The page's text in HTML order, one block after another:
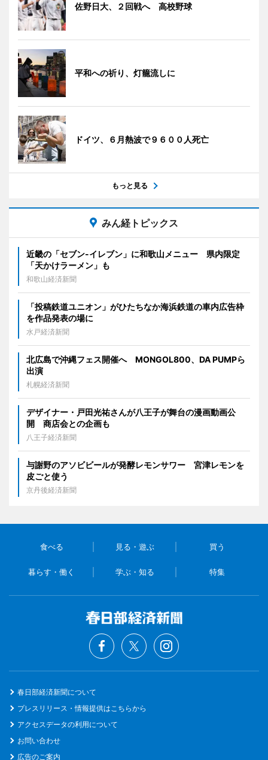
佐野日大、２回戦へ 高校野球
平和への祈り、灯籠流しに
ドイツ、６月熱波で９６００人死亡
もっと見る
みん経トピックス
近畿の「セブン-イレブン」に和歌山メニュー 県内限定
「天かけラーメン」も
和歌山経済新聞
「投稿鉄道ユニオン」がひたちなか海浜鉄道の車内広告枠
を作品発表の場に
水戸経済新聞
北広島で沖縄フェス開催へ MONGOL800、DA PUMPら
出演
札幌経済新聞
デザイナー・戸田光祐さんが八王子が舞台の漫画動画公
開 商店会との企画も
八王子経済新聞
与謝野のアソビビールが発酵レモンサワー 宮津レモンを
皮ごと使う
京丹後経済新聞
食べる 見る・遊ぶ 買う
暮らす・働く 学ぶ・知る 特集
春日部経済新聞について
プレスリリース・情報提供はこちらから
アクセスデータの利用について
お問い合わせ
広告のご案内